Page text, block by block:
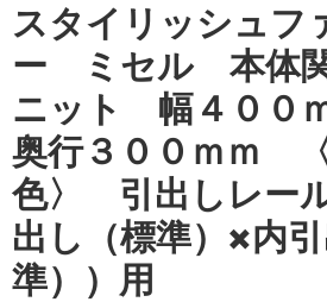
スタイリッシュフ
ー ミセル 本体
ニット 幅４０
奥行３００ｍｍ
色〉 引出しレー
出し（標準）×内
準））用